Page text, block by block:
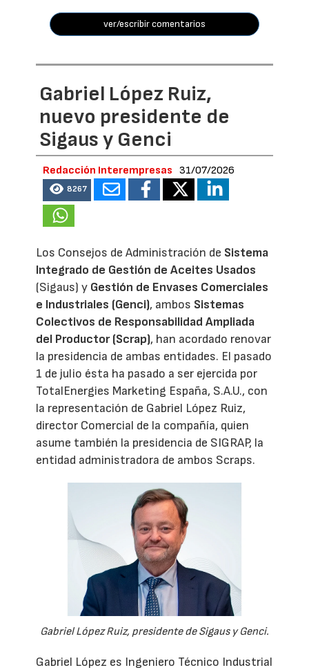
ver/escribir comentarios
Gabriel López Ruiz,
nuevo presidente de
Sigaus y Genci
Redacción Interempresas 31/07/2026
8267
Los Consejos de Administración de Sistema
Integrado de Gestión de Aceites Usados
(Sigaus) y Gestión de Envases Comerciales
e Industriales (Genci), ambos Sistemas
Colectivos de Responsabilidad Ampliada
del Productor (Scrap), han acordado renovar
la presidencia de ambas entidades. El pasado
1 de julio ésta ha pasado a ser ejercida por
TotalEnergies Marketing España, S.A.U., con
la representación de Gabriel López Ruiz,
director Comercial de la compañía, quien
asume también la presidencia de SIGRAP, la
entidad administradora de ambos Scraps.
Gabriel López Ruiz, presidente de Sigaus y Genci.
Gabriel López es Ingeniero Técnico Industrial